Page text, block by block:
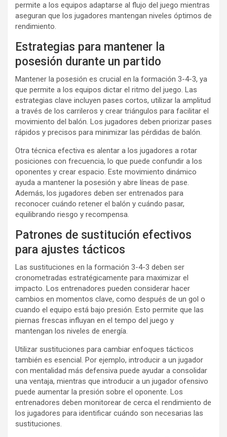
permite a los equipos adaptarse al flujo del juego mientras
aseguran que los jugadores mantengan niveles óptimos de
rendimiento.
Estrategias para mantener la
posesión durante un partido
Mantener la posesión es crucial en la formación 3-4-3, ya
que permite a los equipos dictar el ritmo del juego. Las
estrategias clave incluyen pases cortos, utilizar la amplitud
a través de los carrileros y crear triángulos para facilitar el
movimiento del balón. Los jugadores deben priorizar pases
rápidos y precisos para minimizar las pérdidas de balón.
Otra técnica efectiva es alentar a los jugadores a rotar
posiciones con frecuencia, lo que puede confundir a los
oponentes y crear espacio. Este movimiento dinámico
ayuda a mantener la posesión y abre líneas de pase.
Además, los jugadores deben ser entrenados para
reconocer cuándo retener el balón y cuándo pasar,
equilibrando riesgo y recompensa.
Patrones de sustitución efectivos
para ajustes tácticos
Las sustituciones en la formación 3-4-3 deben ser
cronometradas estratégicamente para maximizar el
impacto. Los entrenadores pueden considerar hacer
cambios en momentos clave, como después de un gol o
cuando el equipo está bajo presión. Esto permite que las
piernas frescas influyan en el tempo del juego y
mantengan los niveles de energía.
Utilizar sustituciones para cambiar enfoques tácticos
también es esencial. Por ejemplo, introducir a un jugador
con mentalidad más defensiva puede ayudar a consolidar
una ventaja, mientras que introducir a un jugador ofensivo
puede aumentar la presión sobre el oponente. Los
entrenadores deben monitorear de cerca el rendimiento de
los jugadores para identificar cuándo son necesarias las
sustituciones.